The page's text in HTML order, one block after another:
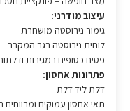
עיצוב מודרני:
גימור נירוסטה מושחרת
לוחית נירוסטה בגב המקרר
פסים כסופים במגירות
פתרונות אחסון:
דלת ליד דלת
תאי אחסון עמוקים